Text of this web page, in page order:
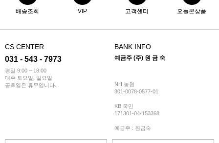
배송조회 VIP 고객센터 오늘본상품
CS CENTER
031 - 543 - 7973
평일 9:00 ~ 18:00
매주 토요일, 일요일
공휴일은 휴무입니다.
BANK INFO
예금주 (주) 원 금 숙
NH 농협
301-0078-0577-01
KB 국민
171301-04-153368
예금주 : 원금숙